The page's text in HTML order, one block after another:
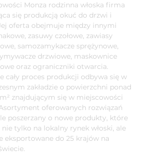
Monza rodzinna włoska firma
się produkcją okuć do drzwi i
oferta obejmuje między innymi
zasuwy czołowe, zawiasy
samozamykacze sprężynowe,
drzwiowe, maskownice
oraz ograniczniki otwarcia.
cały proces produkcji odbywa się w
zakładzie o powierzchni ponad
znajdującym się w miejscowości
oferowanych rozwiązań
poszerzany o nowe produkty, które
tylko na lokalny rynek włoski, ale
eksportowane do 25 krajów na